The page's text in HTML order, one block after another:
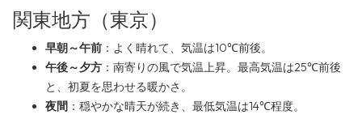
関東地方（東京）
早朝～午前 ：よく晴れて、気温は10℃前後。
午後～夕方 ：南寄りの風で気温上昇。最高気温は25℃前後
と、初夏を思わせる暖かさ。
夜間 ：穏やかな晴天が続き、最低気温は14℃程度。